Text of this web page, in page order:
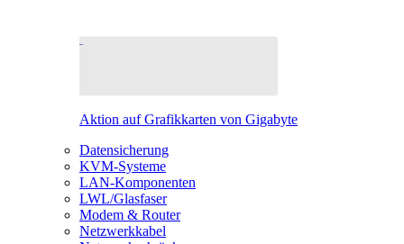
Aktion auf Grafikkarten von Gigabyte
Datensicherung
KVM-Systeme
LAN-Komponenten
LWL/Glasfaser
Modem & Router
Netzwerkkabel